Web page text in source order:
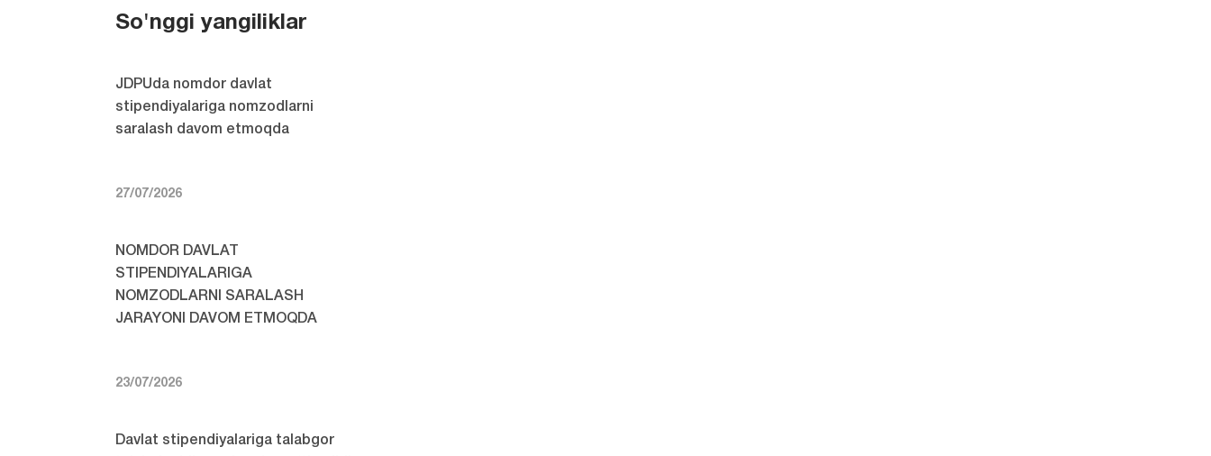
So'nggi yangiliklar
JDPUda nomdor davlat
stipendiyalariga nomzodlarni
saralash davom etmoqda
27/07/2026
NOMDOR DAVLAT
STIPENDIYALARIGA
NOMZODLARNI SARALASH
JARAYONI DAVOM ETMOQDA
23/07/2026
Davlat stipendiyalariga talabgor